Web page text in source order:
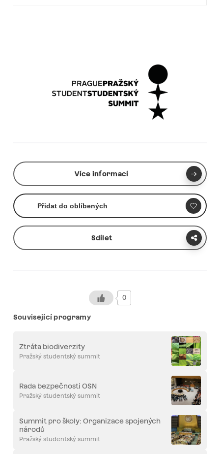
Více informací
Přidat do oblíbených
Sdílet
0
Související programy
Ztráta biodiverzity
Pražský studentský summit
Rada bezpečnosti OSN
Pražský studentský summit
Summit pro školy: Organizace spojených
národů
Pražský studentský summit